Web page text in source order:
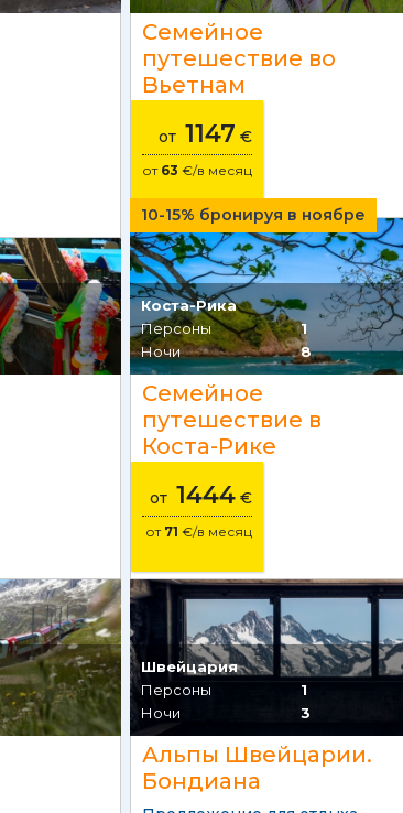
Семейное
путешествие во
Вьетнам
от 1147 €
от 63 €/в месяц
10-15% бронируя в ноябре
Коста-Рика
Персоны
1
Ночи
8
Семейное
путешествие в
Коста-Рике
от 1444€
от 71 €/в месяц
Швейцария
Персоны
1
Ночи
3
Альпы Швейцарии.
Бондиана